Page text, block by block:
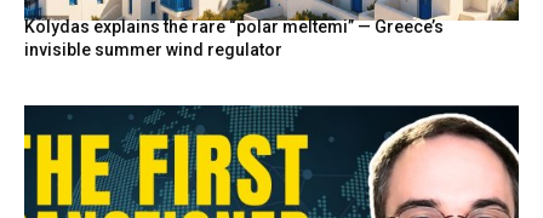
Kolydas explains the rare “polar meltemi” — Greece’s
invisible summer wind regulator